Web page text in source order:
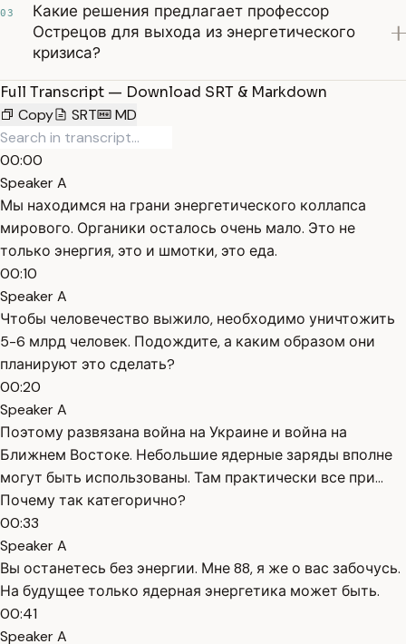
03
Какие решения предлагает профессор
Острецов для выхода из энергетического
кризиса?
Full Transcript — Download SRT & Markdown
Copy
SRT MD
00:00
Speaker A
Мы находимся на грани энергетического коллапса
мирового. Органики осталось очень мало. Это не
только энергия, это и шмотки, это еда.
00:10
Speaker A
Чтобы человечество выжило, необходимо уничтожить
5-6 млрд человек. Подождите, а каким образом они
планируют это сделать?
00:20
Speaker A
Поэтому развязана война на Украине и война на
Ближнем Востоке. Небольшие ядерные заряды вполне
могут быть использованы. Там практически все при...
Почему так категорично?
00:33
Speaker A
Вы останетесь без энергии. Мне 88, я же о вас забочусь.
На будущее только ядерная энергетика может быть.
00:41
Speaker A